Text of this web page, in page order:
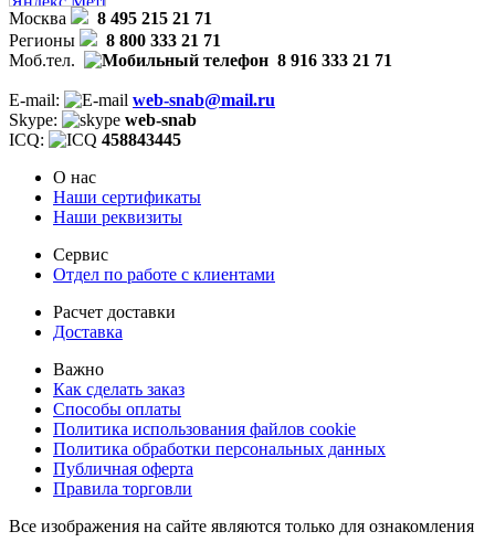
Москва
8 495 215 21 71
Регионы
8 800 333 21 71
Моб.тел.
8 916 333 21 71
E-mail:
web-snab@mail.ru
Skype:
web-snab
ICQ:
458843445
О нас
Наши сертификаты
Наши реквизиты
Сервис
Отдел по работе с клиентами
Расчет доставки
Доставка
Важно
Как сделать заказ
Способы оплаты
Политика использования файлов cookie
Политика обработки персональных данных
Публичная оферта
Правила торговли
Все изображения на сайте являются только для ознакомления